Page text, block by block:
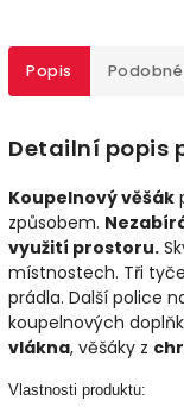
Popis Podobné
Detailní popis
Koupelnový věšák
způsobem.
využití prostoru.
místnostech. Tři
prádla. Další police
koupelnových
vlákna, věšáky z
Vlastnosti produktu: